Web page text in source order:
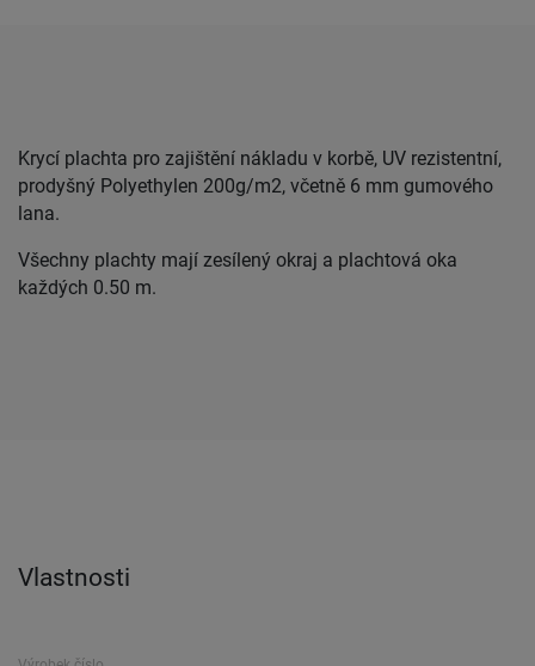
Krycí plachta pro zajištění nákladu v korbě, UV rezistentní,
prodyšný Polyethylen 200g/m2, včetně 6 mm gumového
lana.
Všechny plachty mají zesílený okraj a plachtová oka
každých 0.50 m.
Vlastnosti